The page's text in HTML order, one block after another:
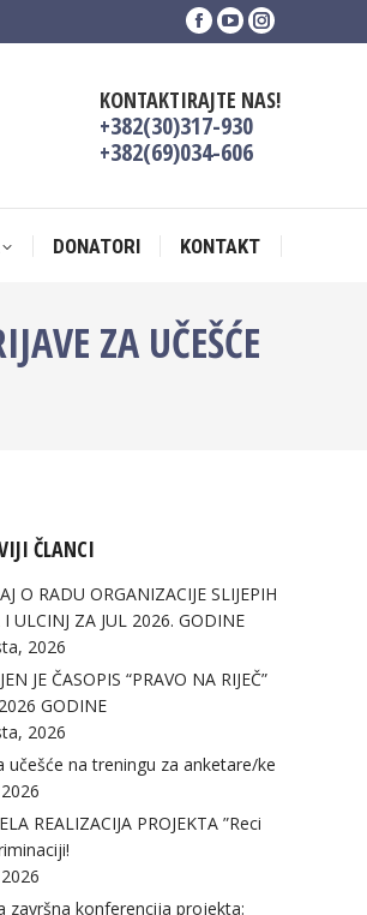
Facebook
in
new
window
YouTube
in
new
window
Instagram
in
KONTAKTIRAJTE NAS!
+382(30)317-930
+382(69)034-606
DONATORI KONTAKT
ZA UČEŠĆE
ČLANCI
O RADU ORGANIZACIJE SLIJEPIH
ULCINJ ZA JUL 2026. GODINE
2026
JE ČASOPIS “PRAVO NA RIJEČ”
GODINE
2026
učešće na treningu za anketare/ke
REALIZACIJA PROJEKTA ”Reci
završna konferencija projekta:
DONATORI KONTAKT